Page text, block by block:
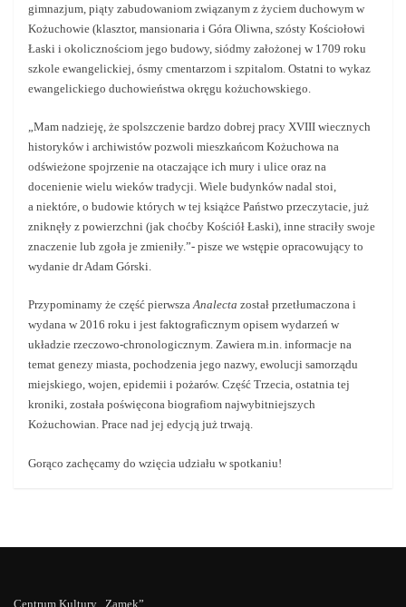
gimnazjum, piąty zabudowaniom związanym z życiem duchowym w
Kożuchowie (klasztor, mansionaria i Góra Oliwna, szósty Kościołowi
Łaski i okolicznościom jego budowy, siódmy założonej w 1709 roku
szkole ewangelickiej, ósmy cmentarzom i szpitalom. Ostatni to wykaz
ewangelickiego duchowieństwa okręgu kożuchowskiego.
„Mam nadzieję, że spolszczenie bardzo dobrej pracy XVIII wiecznych
historyków i archiwistów pozwoli mieszkańcom Kożuchowa na
odświeżone spojrzenie na otaczające ich mury i ulice oraz na
docenienie wielu wieków tradycji. Wiele budynków nadal stoi,
a niektóre, o budowie których w tej książce Państwo przeczytacie, już
zniknęły z powierzchni (jak choćby Kościół Łaski), inne straciły swoje
znaczenie lub zgoła je zmieniły.”- pisze we wstępie opracowujący to
wydanie dr Adam Górski.
Przypominamy że część pierwszaAnalecta został przetłumaczona i
wydana w 2016 roku i jest faktograficznym opisem wydarzeń w
układzie rzeczowo-chronologicznym. Zawiera m.in. informacje na
temat genezy miasta, pochodzenia jego nazwy, ewolucji samorządu
miejskiego, wojen, epidemii i pożarów. Część Trzecia, ostatnia tej
kroniki, została poświęcona biografiom najwybitniejszych
Kożuchowian. Prace nad jej edycją już trwają.
Gorąco zachęcamy do wzięcia udziału w spotkaniu!
Centrum Kultury „Zamek”